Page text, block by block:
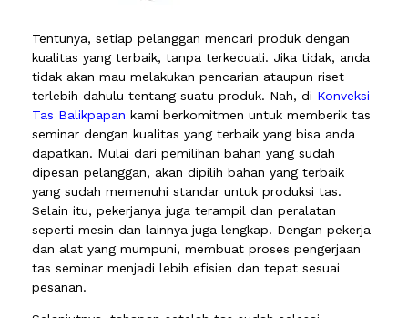
Tentunya, setiap pelanggan mencari produk dengan
kualitas yang terbaik, tanpa terkecuali. Jika tidak, anda
tidak akan mau melakukan pencarian ataupun riset
terlebih dahulu tentang suatu produk. Nah, di Konveksi
Tas Balikpapan kami berkomitmen untuk memberik tas
seminar dengan kualitas yang terbaik yang bisa anda
dapatkan. Mulai dari pemilihan bahan yang sudah
dipesan pelanggan, akan dipilih bahan yang terbaik
yang sudah memenuhi standar untuk produksi tas.
Selain itu, pekerjanya juga terampil dan peralatan
seperti mesin dan lainnya juga lengkap. Dengan pekerja
dan alat yang mumpuni, membuat proses pengerjaan
tas seminar menjadi lebih efisien dan tepat sesuai
pesanan.